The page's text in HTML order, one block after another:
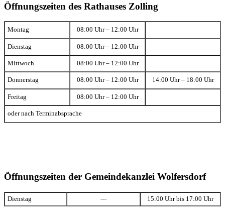
Öffnungszeiten des Rathauses Zolling
Montag 08:00 Uhr – 12:00 Uhr
Dienstag 08:00 Uhr – 12:00 Uhr
Mittwoch 08:00 Uhr – 12:00 Uhr
Donnerstag 08:00 Uhr – 12:00 Uhr 14:00 Uhr – 18:00 Uhr
Freitag 08:00 Uhr – 12:00 Uhr
oder nach Terminabsprache
Öffnungszeiten der Gemeindekanzlei Wolfersdorf
Dienstag --- 15:00 Uhr bis 17:00 Uhr